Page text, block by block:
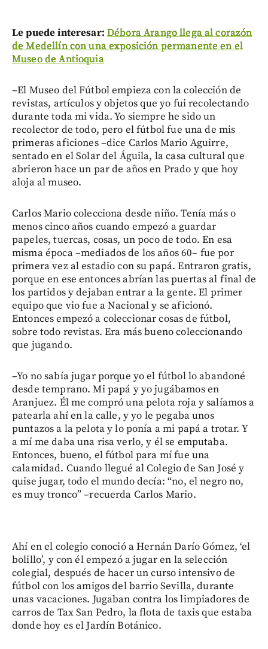
Le puede interesar: Débora Arango llega al corazón
de Medellín con una exposición permanente en el
Museo de Antioquia
–El Museo del Fútbol empieza con la colección de
revistas, artículos y objetos que yo fui recolectando
durante toda mi vida. Yo siempre he sido un
recolector de todo, pero el fútbol fue una de mis
primeras aficiones –dice Carlos Mario Aguirre,
sentado en el Solar del Águila, la casa cultural que
abrieron hace un par de años en Prado y que hoy
aloja al museo.
Carlos Mario colecciona desde niño. Tenía más o
menos cinco años cuando empezó a guardar
papeles, tuercas, cosas, un poco de todo. En esa
misma época –mediados de los años 60– fue por
primera vez al estadio con su papá. Entraron gratis,
porque en ese entonces abrían las puertas al final de
los partidos y dejaban entrar a la gente. El primer
equipo que vio fue a Nacional y se aficionó.
Entonces empezó a coleccionar cosas de fútbol,
sobre todo revistas. Era más bueno coleccionando
que jugando.
–Yo no sabía jugar porque yo el fútbol lo abandoné
desde temprano. Mi papá y yo jugábamos en
Aranjuez. Él me compró una pelota roja y salíamos a
patearla ahí en la calle, y yo le pegaba unos
puntazos a la pelota y lo ponía a mi papá a trotar. Y
a mí me daba una risa verlo, y él se emputaba.
Entonces, bueno, el fútbol para mí fue una
calamidad. Cuando llegué al Colegio de San José y
quise jugar, todo el mundo decía: “no, el negro no,
es muy tronco” –recuerda Carlos Mario.
Ahí en el colegio conoció a Hernán Darío Gómez, ‘el
bolillo’, y con él empezó a jugar en la selección
colegial, después de hacer un curso intensivo de
fútbol con los amigos del barrio Sevilla, durante
unas vacaciones. Jugaban contra los limpiadores de
carros de Tax San Pedro, la flota de taxis que estaba
donde hoy es el Jardín Botánico.